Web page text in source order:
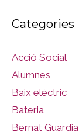
Categories
Acció Social
Alumnes
Baix elèctric
Bateria
Bernat Guardia